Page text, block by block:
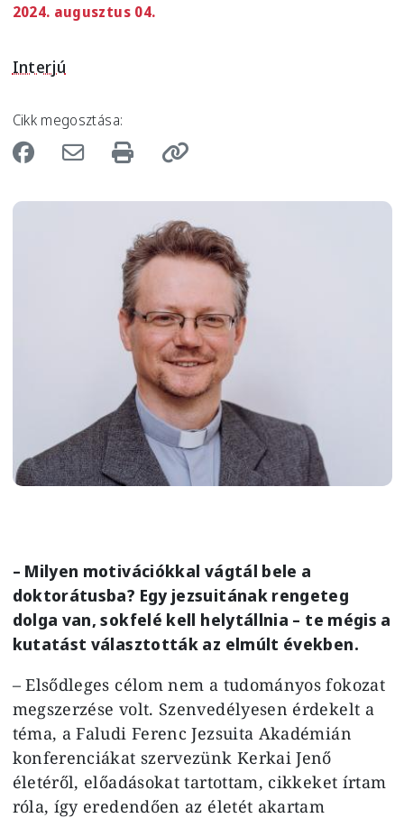
2024. augusztus 04.
Interjú
Cikk megosztása:
Image
– Milyen motivációkkal vágtál bele a
doktorátusba? Egy jezsuitának rengeteg
dolga van, sokfelé kell helytállnia – te mégis a
kutatást választották az elmúlt években.
– Elsődleges célom nem a tudományos fokozat
megszerzése volt. Szenvedélyesen érdekelt a
téma, a Faludi Ferenc Jezsuita Akadémián
konferenciákat szervezünk Kerkai Jenő
életéről, előadásokat tartottam, cikkeket írtam
róla, így eredendően az életét akartam